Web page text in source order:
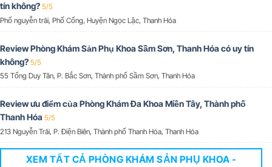
tín không? 5/5
Phố nguyễn trãi, Phố Cống, Huyện Ngọc Lặc, Thanh Hóa
Review Phòng Khám Sản Phụ Khoa Sầm Sơn, Thanh Hóa có uy tín
không? 5/5
55 Tống Duy Tân, P. Bắc Sơn, Thành phố Sầm Sơn, Thanh Hóa
Review ưu điểm của Phòng Khám Đa Khoa Miền Tây, Thành phố
Thanh Hóa 5/5
213 Nguyễn Trãi, P. Điện Biên, Thành phố Thanh Hóa, Thanh Hóa
XEM TẤT CẢ PHÒNG KHÁM SẢN PHỤ KHOA -